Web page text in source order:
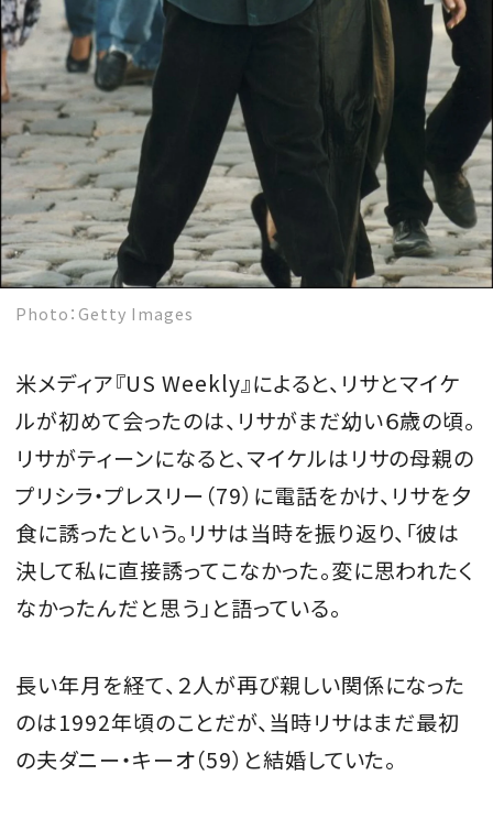
Photo：Getty Images
米メディア『US Weekly』によると、リサとマイケ
ルが初めて会ったのは、リサがまだ幼い６歳の頃。
リサがティーンになると、マイケルはリサの母親の
プリシラ・プレスリー（79）に電話をかけ、リサを夕
食に誘ったという。リサは当時を振り返り、「彼は
決して私に直接誘ってこなかった。変に思われたく
なかったんだと思う」と語っている。
長い年月を経て、２人が再び親しい関係になった
のは1992年頃のことだが、当時リサはまだ最初
の夫ダニー・キーオ（59）と結婚していた。